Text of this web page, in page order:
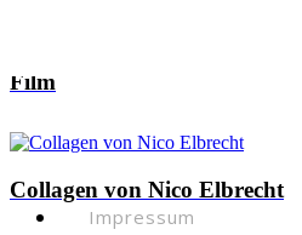
Impressum
Film
Collagen von Nico Elbrecht